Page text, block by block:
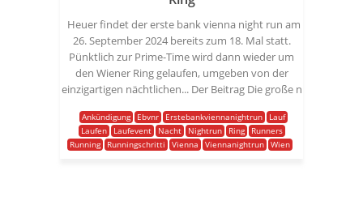
Heuer findet der erste bank vienna night run am
26. September 2024 bereits zum 18. Mal statt.
Pünktlich zur Prime-Time wird dann wieder um
den Wiener Ring gelaufen, umgeben von der
einzigartigen nächtlichen... Der Beitrag Die große n
Ankündigung Ebvnr Erstebankviennanightrun
Lauf
Laufen
Laufevent Nacht Nightrun Ring
Runners
Running
Runningschritti Vienna Viennanightrun Wien